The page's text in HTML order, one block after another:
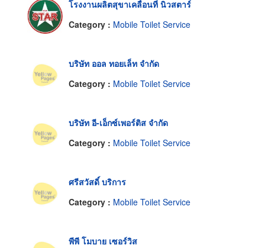
โรงงานผลิตสุขาเคลื่อนที่ นิวสตาร์
Category : Mobile Toilet Service
บริษัท ออล ทอยเล็ท จำกัด
Category : Mobile Toilet Service
บริษัท อี-เอ็กซ์เพอร์ติส จำกัด
Category : Mobile Toilet Service
ศรีสวัสดิ์ บริการ
Category : Mobile Toilet Service
พีพี โมบาย เซอร์วิส